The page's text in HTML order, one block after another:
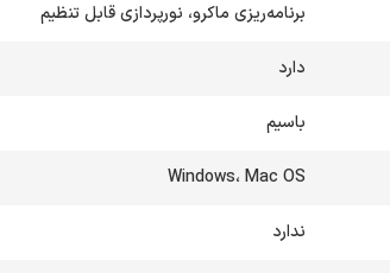
برنامه‌ریزی ماکرو، نورپردازی قابل تنظیم
دارد
باسیم
Windows، Mac OS
ندارد